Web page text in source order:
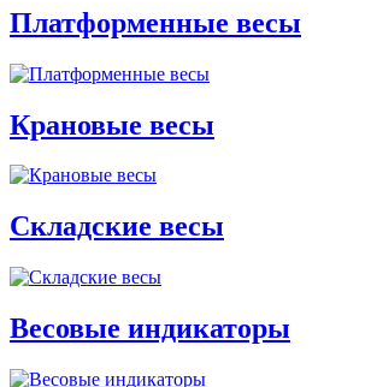
Платформенные весы
Крановые весы
Складские весы
Весовые индикаторы